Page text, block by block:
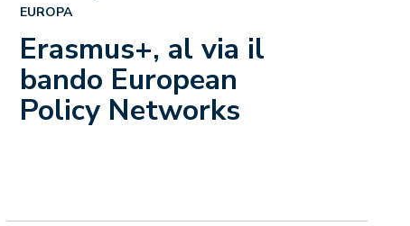
Erasmus+, al via il
bando European
Policy Networks
EUROPA